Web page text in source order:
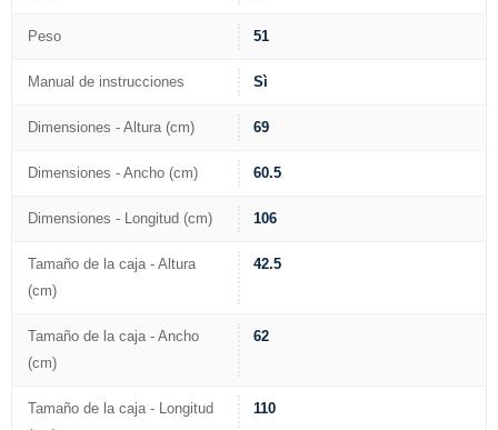
Peso 51
Manual de instrucciones Sì
Dimensiones - Altura (cm) 69
Dimensiones - Ancho (cm) 60.5
Dimensiones - Longitud (cm) 106
Tamaño de la caja - Altura
(cm)
42.5
Tamaño de la caja - Ancho
(cm)
62
Tamaño de la caja - Longitud
110